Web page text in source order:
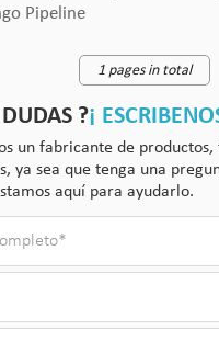
Pipeline
1 pages in total
?¡
un fabricante de
ya sea que tenga una
aquí para ayudarlo.